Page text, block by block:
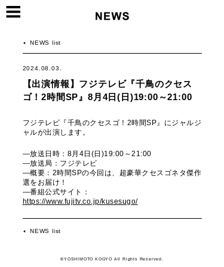
NEWS list
2024.08.03.
【出演情報】フジテレビ『千鳥のクセス
ゴ！2時間SP』8月4日(日)19:00～21:00
フジテレビ『千鳥のクセスゴ！2時間SP』にジャルジ
ャルが出演します。
―放送日時：8月4日(日)19:00～21:00
―放送局：フジテレビ
―概要：2時間SPの今回は、超豪華クセスゴネタ傑作
選をお届け！
―番組公式サイト：
https://www.fujitv.co.jp/kusesugo/
NEWS list
©YOSHIMOTO KOGYO All Rights Reserved.